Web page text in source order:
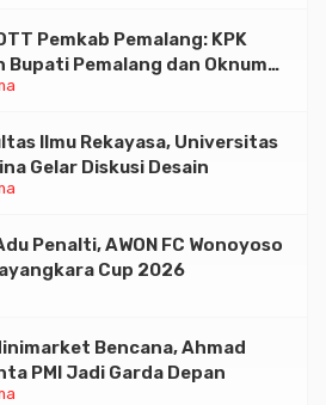
Pemkab Pemalang: KPK
Bupati Pemalang dan Oknum
Sebagai Tersangka
Ilmu Rekayasa, Universitas
Gelar Diskusi Desain
Penalti, AWON FC Wonoyoso
Cup 2026
Bencana, Ahmad
PMI Jadi Garda Depan